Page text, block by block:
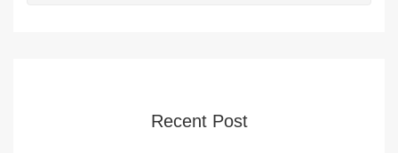
Recent Post